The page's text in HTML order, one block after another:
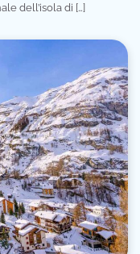
dell’isola di […]